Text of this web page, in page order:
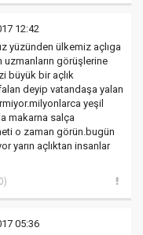
12:42
yüzünden ülkemiz açlıga
görüşlerine
büyük bir açlık
deyip vatandaşa yalan
yeşil
makarna salça
o zaman görün.bugün
yarın açlıktan insanlar
05:36